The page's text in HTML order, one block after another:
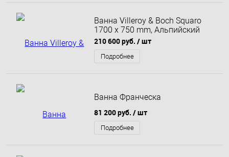
Ванна Villeroy & Boch Squaro
1700 x 750 mm, Альпийский
белый UBQ170SQR2V-01
210 600 руб. / шт
Подробнее
Ванна Франческа
81 200 руб. / шт
Подробнее